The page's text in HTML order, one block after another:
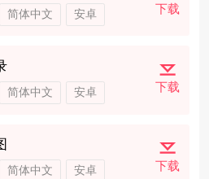
简体中文 安卓 下载
简体中文 安卓 下载
简体中文 安卓 下载